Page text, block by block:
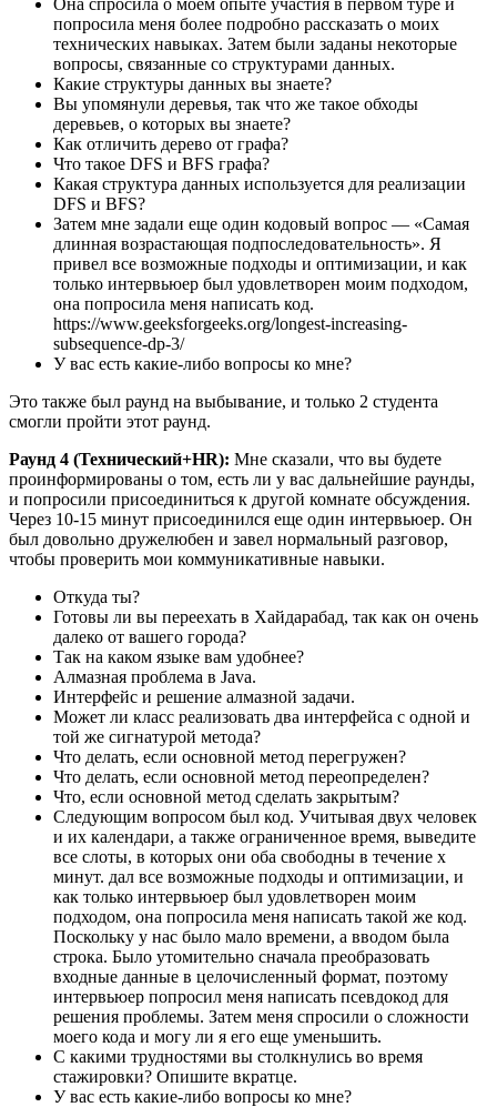
попросила меня более подробно рассказать о моих
технических навыках. Затем были заданы некоторые
вопросы, связанные со структурами данных.
Какие структуры данных вы знаете?
Вы упомянули деревья, так что же такое обходы
деревьев, о которых вы знаете?
Как отличить дерево от графа?
Что такое DFS и BFS графа?
Какая структура данных используется для реализации
DFS и BFS?
Затем мне задали еще один кодовый вопрос — «Самая
длинная возрастающая подпоследовательность». Я
привел все возможные подходы и оптимизации, и как
только интервьюер был удовлетворен моим подходом,
она попросила меня написать код.
https://www.geeksforgeeks.org/longest-increasing-
subsequence-dp-3/
У вас есть какие-либо вопросы ко мне?
Это также был раунд на выбывание, и только 2 студента
смогли пройти этот раунд.
Раунд 4 (Технический+HR): Мне сказали, что вы будете
проинформированы о том, есть ли у вас дальнейшие раунды,
и попросили присоединиться к другой комнате обсуждения.
Через 10-15 минут присоединился еще один интервьюер. Он
был довольно дружелюбен и завел нормальный разговор,
чтобы проверить мои коммуникативные навыки.
Откуда ты?
Готовы ли вы переехать в Хайдарабад, так как он очень
далеко от вашего города?
Так на каком языке вам удобнее?
Алмазная проблема в Java.
Интерфейс и решение алмазной задачи.
Может ли класс реализовать два интерфейса с одной и
той же сигнатурой метода?
Что делать, если основной метод перегружен?
Что делать, если основной метод переопределен?
Что, если основной метод сделать закрытым?
Следующим вопросом был код. Учитывая двух человек
и их календари, а также ограниченное время, выведите
все слоты, в которых они оба свободны в течение x
минут. дал все возможные подходы и оптимизации, и
как только интервьюер был удовлетворен моим
подходом, она попросила меня написать такой же код.
Поскольку у нас было мало времени, а вводом была
строка. Было утомительно сначала преобразовать
входные данные в целочисленный формат, поэтому
интервьюер попросил меня написать псевдокод для
решения проблемы. Затем меня спросили о сложности
моего кода и могу ли я его еще уменьшить.
С какими трудностями вы столкнулись во время
стажировки? Опишите вкратце.
У вас есть какие-либо вопросы ко мне?